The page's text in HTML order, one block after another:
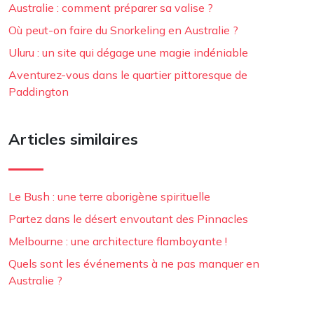
Australie : comment préparer sa valise ?
Où peut-on faire du Snorkeling en Australie ?
Uluru : un site qui dégage une magie indéniable
Aventurez-vous dans le quartier pittoresque de
Paddington
Articles similaires
Le Bush : une terre aborigène spirituelle
Partez dans le désert envoutant des Pinnacles
Melbourne : une architecture flamboyante !
Quels sont les événements à ne pas manquer en
Australie ?